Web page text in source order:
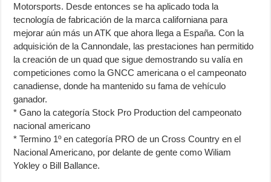
Motorsports. Desde entonces se ha aplicado toda la
tecnología de fabricación de la marca californiana para
mejorar aún más un ATK que ahora llega a España. Con la
adquisición de la Cannondale, las prestaciones han permitido
la creación de un quad que sigue demostrando su valía en
competiciones como la GNCC americana o el campeonato
canadiense, donde ha mantenido su fama de vehículo
ganador.
* Gano la categoría Stock Pro Production del campeonato
nacional americano
* Termino 1º en categoría PRO de un Cross Country en el
Nacional Americano, por delante de gente como Wiliam
Yokley o Bill Ballance.